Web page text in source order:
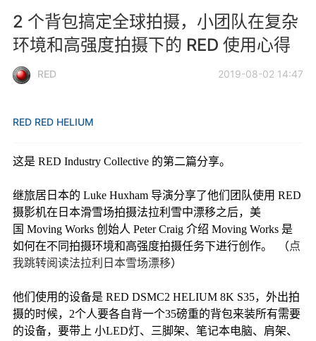
2 个背包搞定全球拍摄，小团队在复杂
环境和高强度拍摄下的 RED 使用心得
RED 2019-08-02 14:47
RED RED HELIUM
这是 RED Industry Collective 的第二篇分享。
继旅居日本的 Luke Huxham 导演分享了他们团队使用 RED
摄影机在日本滑雪场拍摄法拉利雪中漂移之后，美
国 Moving Works 创始人 Peter Craig 介绍 Moving Works 是
如何在不同拍摄环境和高强度拍摄任务下进行创作。 （点
我跳转阅读法拉利日本雪场漂移）
他们使用的设备是 RED DSMC2 HELIUM 8K S35，外出拍
摄的时候，2个人要各自背一个35磅重的背包来装所有需要
的设备，要带上 小LED灯、三脚架、笔记本电脑、肩架、